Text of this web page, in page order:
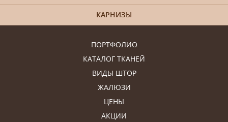
ПОРТФОЛИО
КАТАЛОГ ТКАНЕЙ
ВИДЫ ШТОР
ЖАЛЮЗИ
ЦЕНЫ
АКЦИИ
КАРНИЗЫ